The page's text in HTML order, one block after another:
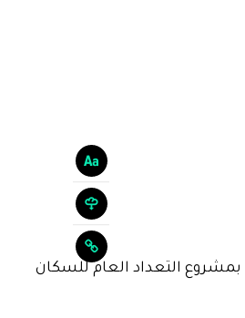
بمشروع التعداد العام للسكان